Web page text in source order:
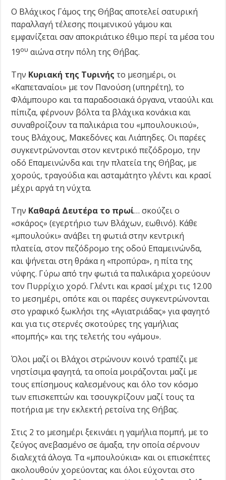
Ο Βλάχικος Γάμος της Θήβας αποτελεί σατυρική
παραλλαγή τέλεσης ποιμενικού γάμου και
εμφανίζεται σαν αποκριάτικο έθιμο περί τα μέσα του
19ου αιώνα στην πόλη της Θήβας.
Την Κυριακή της Τυρινής το μεσημέρι, οι
«Καπεταναίοι» με τον Πανούση (υπηρέτη), το
Φλάμπουρο και τα παραδοσιακά όργανα, νταούλι και
πίπιζα, φέρνουν βόλτα τα βλάχικα κονάκια και
συναθροίζουν τα παλικάρια του «μπουλουκιού»,
τους Βλάχους, Μακεδόνες και Λιάπηδες. Οι παρέες
συγκεντρώνονται στον κεντρικό πεζόδρομο, την
οδό Επαμεινώνδα και την πλατεία της Θήβας, με
χορούς, τραγούδια και ασταμάτητο γλέντι και κρασί
μέχρι αργά τη νύχτα.
Την Καθαρά Δευτέρα το πρωί… σκούζει ο
«σκάρος» (εγερτήριο των Βλάχων, εωθινό). Κάθε
«μπουλούκι» ανάβει τη φωτιά στην κεντρική
πλατεία, στον πεζόδρομο της οδού Επαμεινώνδα,
και ψήνεται στη θράκα η «προπύρα», η πίτα της
νύφης. Γύρω από την φωτιά τα παλικάρια χορεύουν
τον Πυρρίχιο χορό. Γλέντι και κρασί μέχρι τις 12.00
το μεσημέρι, οπότε και οι παρέες συγκεντρώνονται
στο γραφικό ξωκλήσι της «Αγιατριάδας» για φαγητό
και για τις στερνές σκοτούρες της γαμήλιας
«πομπής» και της τελετής του «γάμου».
Όλοι μαζί οι Βλάχοι στρώνουν κοινό τραπέζι με
νηστίσιμα φαγητά, τα οποία μοιράζονται μαζί με
τους επίσημους καλεσμένους και όλο τον κόσμο
των επισκεπτών και τσουγκρίζουν μαζί τους τα
ποτήρια με την εκλεκτή ρετσίνα της Θήβας.
Στις 2 το μεσημέρι ξεκινάει η γαμήλια πομπή, με το
ζεύγος ανεβασμένο σε άμαξα, την οποία σέρνουν
διαλεχτά άλογα. Τα «μπουλούκια» και οι επισκέπτες
ακολουθούν χορεύοντας και όλοι εύχονται στο